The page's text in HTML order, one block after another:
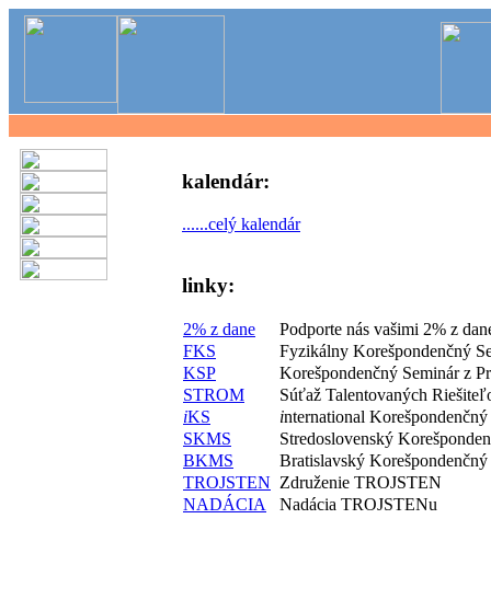
kalendár:
......celý kalendár
linky:
2% z dane
Podporte nás vašimi 2% z
FKS
Fyzikálny Korešpondenčný
KSP
Korešpondenčný Seminár z
STROM
Súťaž Talentovaných
iKS international Korešpondenčný
SKMS
Stredoslovenský
BKMS
Bratislavský
TROJSTEN Združenie TROJSTEN
NADÁCIA
Nadácia TROJSTENu